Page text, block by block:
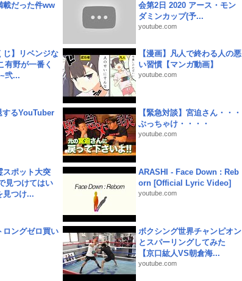
載だった件ww
会第2日 2020 アース・モン
ダミンカップ(予...
youtube.com
じ】リベンジな
有野が一番く
弐...
【漫画】凡人で終わる人の悪
い習慣【マンガ動画】
youtube.com
するYouTuber
【緊急対談】宮迫さん・・・
ぶっちゃけ・・・・
youtube.com
スポット大突
見つけてはい
見つけ...
ARASHI - Face Down : Reb
orn [Official Lyric Video]
youtube.com
ロングゼロ買い
ボクシング世界チャンピオン
とスパーリングしてみた
【京口紘人VS朝倉海...
youtube.com